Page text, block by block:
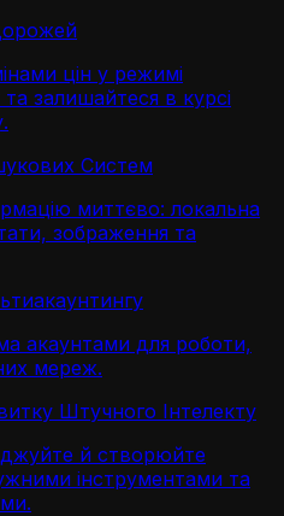
цін у режимі
залишайтеся в курсі
Систем
миттєво: локальна
зображення та
акаунтами для роботи,
мереж.
Штучного Інтелекту
й створюйте
інструментами та